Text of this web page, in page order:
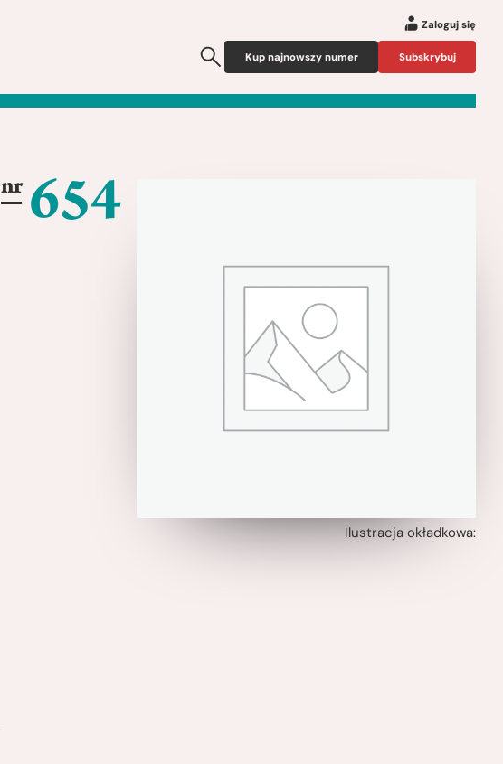
Zaloguj się
Kup najnowszy numer Subskrybuj
nr 654
Ilustracja okładkowa: